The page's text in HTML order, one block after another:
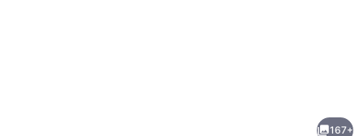
167+